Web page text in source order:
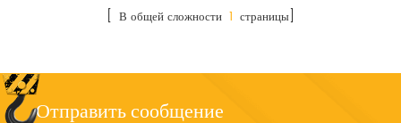
[ В общей сложности 1 страницы]
Отправить сообщение